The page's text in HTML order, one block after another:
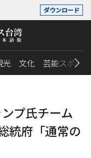
ダウンロード
光 文化 芸能スポーツ
プ氏チーム
統府「通常の